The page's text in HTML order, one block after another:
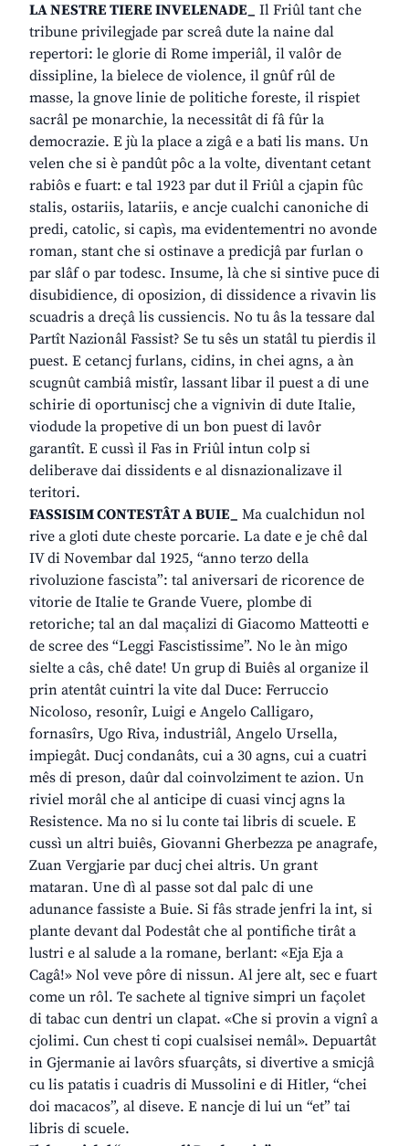
LA NESTRE TIERE INVELENADE_ Il Friûl tant che
tribune privilegjade par screâ dute la naine dal
repertori: le glorie di Rome imperiâl, il valôr de
dissipline, la bielece de violence, il gnûf rûl de
masse, la gnove linie de politiche foreste, il rispiet
sacrâl pe monarchie, la necessitât di fâ fûr la
democrazie. E jù la place a zigâ e a bati lis mans. Un
velen che si è pandût pôc a la volte, diventant cetant
rabiôs e fuart: e tal 1923 par dut il Friûl a cjapin fûc
stalis, ostariis, latariis, e ancje cualchi canoniche di
predi, catolic, si capìs, ma evidentementri no avonde
roman, stant che si ostinave a predicjâ par furlan o
par slâf o par todesc. Insume, là che si sintive puce di
disubidience, di oposizion, di dissidence a rivavin lis
scuadris a dreçâ lis cussiencis. No tu âs la tessare dal
Partît Nazionâl Fassist? Se tu sês un statâl tu pierdis il
puest. E cetancj furlans, cidins, in chei agns, a àn
scugnût cambiâ mistîr, lassant libar il puest a di une
schirie di oportuniscj che a vignivin di dute Italie,
viodude la propetive di un bon puest di lavôr
garantît. E cussì il Fas in Friûl intun colp si
deliberave dai dissidents e al disnazionalizave il
teritori.
FASSISIM CONTESTÂT A BUIE_ Ma cualchidun nol
rive a gloti dute cheste porcarie. La date e je chê dal
IV di Novembar dal 1925, “anno terzo della
rivoluzione fascista”: tal aniversari de ricorence de
vitorie de Italie te Grande Vuere, plombe di
retoriche; tal an dal maçalizi di Giacomo Matteotti e
de scree des “Leggi Fascistissime”. No le àn migo
sielte a câs, chê date! Un grup di Buiês al organize il
prin atentât cuintri la vite dal Duce: Ferruccio
Nicoloso, resonîr, Luigi e Angelo Calligaro,
fornasîrs, Ugo Riva, industriâl, Angelo Ursella,
impiegât. Ducj condanâts, cui a 30 agns, cui a cuatri
mês di preson, daûr dal coinvolziment te azion. Un
riviel morâl che al anticipe di cuasi vincj agns la
Resistence. Ma no si lu conte tai libris di scuele. E
cussì un altri buiês, Giovanni Gherbezza pe anagrafe,
Zuan Vergjarie par ducj chei altris. Un grant
mataran. Une dì al passe sot dal palc di une
adunance fassiste a Buie. Si fâs strade jenfri la int, si
plante devant dal Podestât che al pontifiche tirât a
lustri e al salude a la romane, berlant: «Eja Eja a
Cagâ!» Nol veve pôre di nissun. Al jere alt, sec e fuart
come un rôl. Te sachete al tignive simpri un façolet
di tabac cun dentri un clapat. «Che si provin a vignî a
cjolimi. Cun chest ti copi cualsisei nemâl». Depuartât
in Gjermanie ai lavôrs sfuarçâts, si divertive a smicjâ
cu lis patatis i cuadris di Mussolini e di Hitler, “chei
doi macacos”, al diseve. E nancje di lui un “et” tai
libris di scuele.